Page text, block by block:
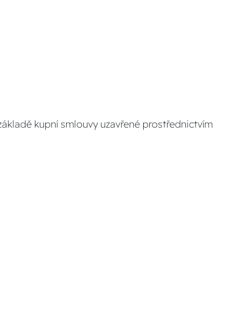
kupní smlouvy uzavřené prostřednictvím